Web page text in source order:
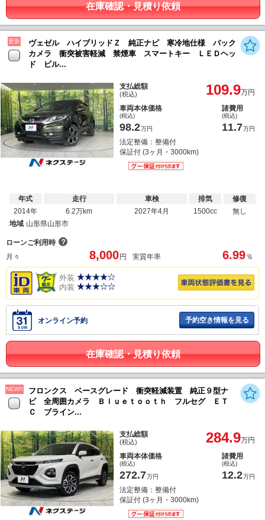
在庫確認・見積り依頼
更新
ヴェゼル ハイブリッドＺ 純正ナビ 寒冷地仕様 バック
カメラ 衝突被害軽減 禁煙車 スマートキー ＬＥＤヘッ
ド ビル...
支払総額
(税込) 109.9万円
車両本体価格
(税込)
98.2万円
諸費用
(税込)
11.7万円
法定整備：整備付
保証付 (3ヶ月・3000km)
年式
2014年
走行
6.2万km
車検
2027年4月
排気
1500cc
修復
無し
地域 山形県山形市
ローンご利用時 ？
月々
8,000 円 実質年率 6.99 ％
外装
内装
オンライン予約 予約空き情報を見る
在庫確認・見積り依頼
NEW!!
フロンクス ベースグレード 衝突軽減装置 純正９型ナ
ビ 全周囲カメラ Ｂｌｕｅｔｏｏｔｈ フルセグ ＥＴ
Ｃ ブライン...
支払総額
(税込) 284.9万円
車両本体価格
(税込)
272.7万円
諸費用
(税込)
12.2万円
法定整備：整備付
保証付 (3ヶ月・3000km)